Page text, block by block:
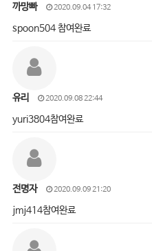
까망빠 2020.09.04 17:32
spoon504 참여완료
유리 2020.09.08 22:44
yuri3804참여완료
전명자 2020.09.09 21:20
jmj414참여완료